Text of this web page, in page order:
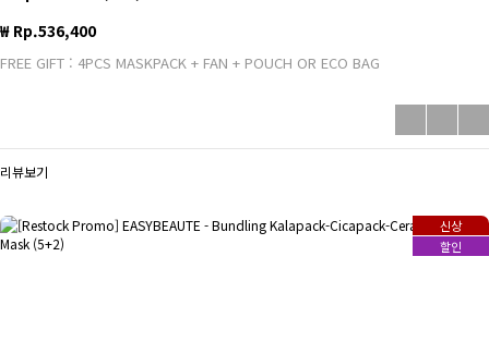
₩ Rp.536,400
FREE GIFT : 4PCS MASKPACK + FAN + POUCH OR ECO BAG
리뷰보기
신상
할인